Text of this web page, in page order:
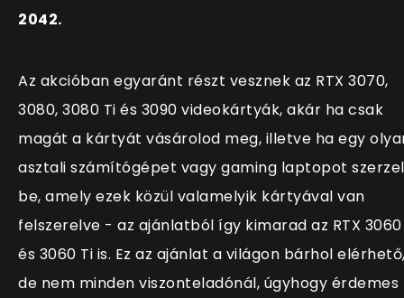
2042.
Az akcióban egyaránt részt vesznek az RTX 3070,
3080, 3080 Ti és 3090 videokártyák, akár ha csak
magát a kártyát vásárolod meg, illetve ha egy
asztali számítógépet vagy gaming laptopot szerzel
be, amely ezek közül valamelyik kártyával van
felszerelve - az ajánlatból így kimarad az RTX 3060
és 3060 Ti is. Ez az ajánlat a világon bárhol
de nem minden viszonteladónál, úgyhogy érdemes